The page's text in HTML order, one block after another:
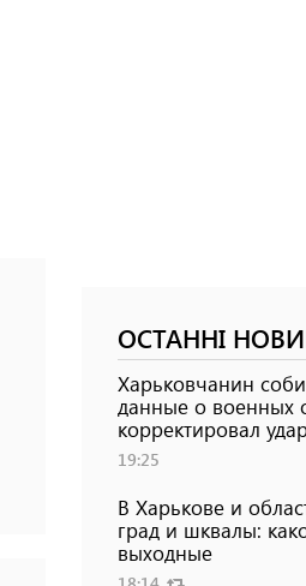
ОСТАННІ
Харьковчанин
данные о военных
корректировал
19:25
В Харькове и
град и шквалы:
выходные